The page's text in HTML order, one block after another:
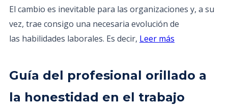
El cambio es inevitable para las organizaciones y, a su
vez, trae consigo una necesaria evolución de
las habilidades laborales. Es decir, Leer más
Guía del profesional orillado a
la honestidad en el trabajo